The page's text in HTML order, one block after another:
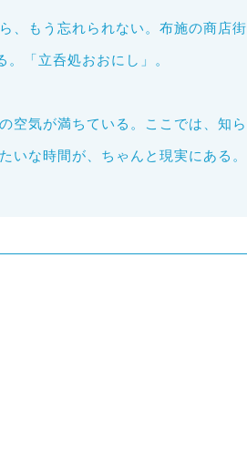
、もう忘れられない。布施の商店街
「立呑処おおにし」。
空気が満ちている。ここでは、知ら
いな時間が、ちゃんと現実にある。